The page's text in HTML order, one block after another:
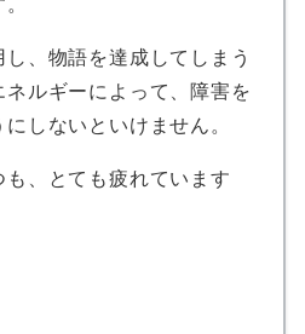
、物語を達成してしまう
ルギーによって、障害を
しないといけません。
、とても疲れています